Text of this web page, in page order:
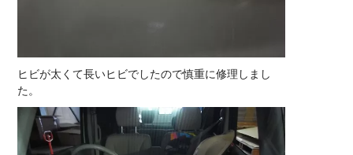
ヒビが太くて長いヒビでしたので慎重に修理しまし
た。